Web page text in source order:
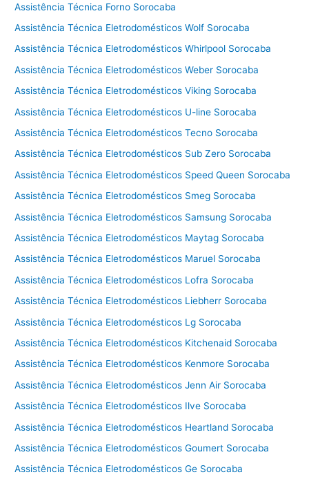
ã
o
e
c
n
g
á
a
m
i
n
a
Assistência Técnica Forno Sorocaba
Assistência Técnica Eletrodomésticos Wolf Sorocaba
Assistência Técnica Eletrodomésticos Whirlpool Sorocaba
Assistência Técnica Eletrodomésticos Weber Sorocaba
Assistência Técnica Eletrodomésticos Viking Sorocaba
Assistência Técnica Eletrodomésticos U-line Sorocaba
Assistência Técnica Eletrodomésticos Tecno Sorocaba
Assistência Técnica Eletrodomésticos Sub Zero Sorocaba
Assistência Técnica Eletrodomésticos Speed Queen Sorocaba
Assistência Técnica Eletrodomésticos Smeg Sorocaba
Assistência Técnica Eletrodomésticos Samsung Sorocaba
Assistência Técnica Eletrodomésticos Maytag Sorocaba
Assistência Técnica Eletrodomésticos Maruel Sorocaba
Assistência Técnica Eletrodomésticos Lofra Sorocaba
Assistência Técnica Eletrodomésticos Liebherr Sorocaba
Assistência Técnica Eletrodomésticos Lg Sorocaba
Assistência Técnica Eletrodomésticos Kitchenaid Sorocaba
Assistência Técnica Eletrodomésticos Kenmore Sorocaba
Assistência Técnica Eletrodomésticos Jenn Air Sorocaba
Assistência Técnica Eletrodomésticos Ilve Sorocaba
Assistência Técnica Eletrodomésticos Heartland Sorocaba
Assistência Técnica Eletrodomésticos Goumert Sorocaba
Assistência Técnica Eletrodomésticos Ge Sorocaba